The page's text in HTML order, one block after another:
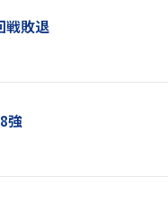
戦敗退
強